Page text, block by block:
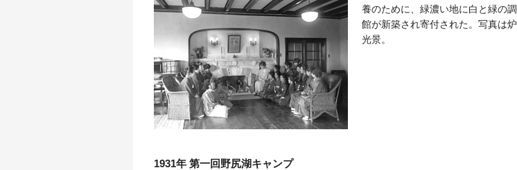
養のために、緑濃い地に白と緑の
館が新築され寄付された。写真は
光景。
1931年 第一回野尻湖キャンプ